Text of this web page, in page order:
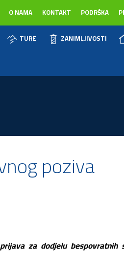
O NAMA KONTAKT PODRŠKA
TURE ZANIMLJIVOSTI
poziva
za dodjelu